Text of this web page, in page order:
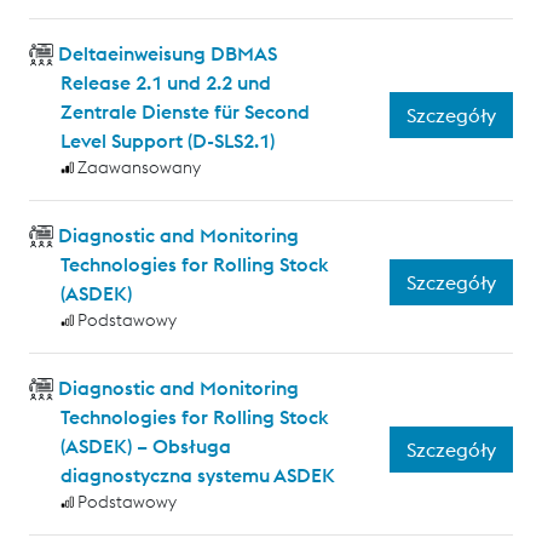
Deltaeinweisung DBMAS
Release 2.1 und 2.2 und
Zentrale Dienste für Second
Level Support (D-SLS2.1)
Zaawansowany
Szczegóły
Diagnostic and Monitoring
Technologies for Rolling Stock
(ASDEK)
Podstawowy
Szczegóły
Diagnostic and Monitoring
Technologies for Rolling Stock
(ASDEK) – Obsługa
diagnostyczna systemu ASDEK
Podstawowy
Szczegóły